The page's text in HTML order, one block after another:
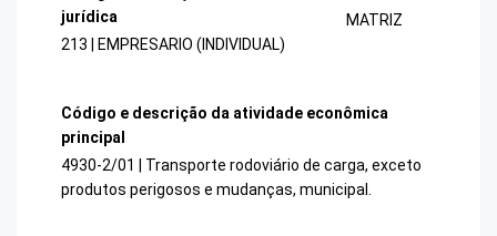
jurídica
213 | EMPRESARIO (INDIVIDUAL)
MATRIZ
Código e descrição da atividade econômica
principal
4930-2/01 | Transporte rodoviário de carga, exceto
produtos perigosos e mudanças, municipal.